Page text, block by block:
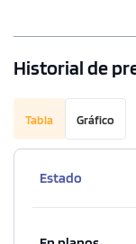
Historial de
Tabla Gráfico
Estado